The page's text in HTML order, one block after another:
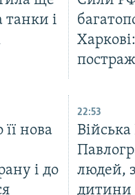
танки і
нова
і до
22:53
людей,
дитини